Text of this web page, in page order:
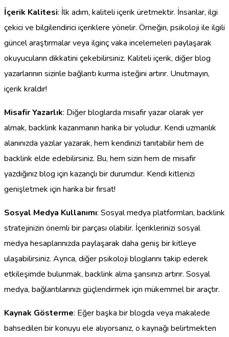
İçerik Kalitesi: İlk adım, kaliteli içerik üretmektir. İnsanlar, ilgi
çekici ve bilgilendirici içeriklere yönelir. Örneğin, psikoloji ile ilgili
güncel araştırmalar veya ilginç vaka incelemeleri paylaşarak
okuyucuların dikkatini çekebilirsiniz. Kaliteli içerik, diğer blog
yazarlarının sizinle bağlantı kurma isteğini artırır. Unutmayın,
içerik kraldır!
Misafir Yazarlık: Diğer bloglarda misafir yazar olarak yer
almak, backlink kazanmanın harika bir yoludur. Kendi uzmanlık
alanınızda yazılar yazarak, hem kendinizi tanıtabilir hem de
backlink elde edebilirsiniz. Bu, hem sizin hem de misafir
yazdığınız blog için kazançlı bir durumdur. Kendi kitlenizi
genişletmek için harika bir fırsat!
Sosyal Medya Kullanımı: Sosyal medya platformları, backlink
stratejinizin önemli bir parçası olabilir. İçeriklerinizi sosyal
medya hesaplarınızda paylaşarak daha geniş bir kitleye
ulaşabilirsiniz. Ayrıca, diğer psikoloji bloglarını takip ederek
etkileşimde bulunmak, backlink alma şansınızı artırır. Sosyal
medya, bağlantılarınızı güçlendirmek için mükemmel bir araçtır.
Kaynak Gösterme: Eğer başka bir blogda veya makalede
bahsedilen bir konuyu ele alıyorsanız, o kaynağı belirtmekten